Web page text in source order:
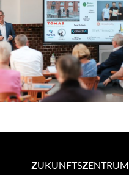
Newsletter
ZUKUNFTSZENTRUM